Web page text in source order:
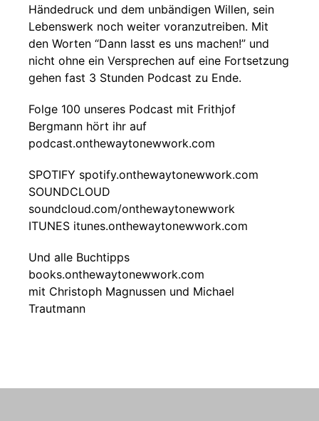
Händedruck und dem unbändigen Willen, sein
Lebenswerk noch weiter voranzutreiben. Mit
den Worten “Dann lasst es uns machen!” und
nicht ohne ein Versprechen auf eine Fortsetzung
gehen fast 3 Stunden Podcast zu Ende.
Folge 100 unseres Podcast mit Frithjof
Bergmann hört ihr auf
podcast.onthewaytonewwork.com
SPOTIFY spotify.onthewaytonewwork.com
SOUNDCLOUD
soundcloud.com/onthewaytonewwork
ITUNES itunes.onthewaytonewwork.com
Und alle Buchtipps
books.onthewaytonewwork.com
mit Christoph Magnussen und Michael
Trautmann